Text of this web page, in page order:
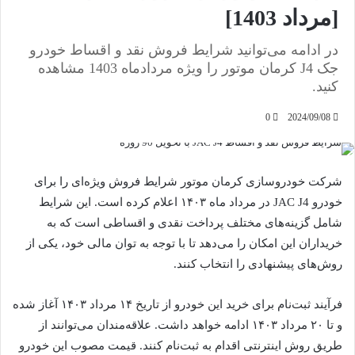
[مرداد 1403]
در ادامه می‌توانید شرایط فروش نقد و اقساط خودرو
جک J4 کرمان موتور را ویژه مردادماه 1403 مشاهده
کنید.
2024/09/08
0
شرکت خودروسازی کرمان موتور شرایط فروش ویژه‌ای را برای
خودرو JAC J4 در مرداد ماه ۱۴۰۳ اعلام کرده است. این شرایط
شامل گزینه‌های مختلف پرداخت نقدی و اقساطی است که به
خریداران این امکان را می‌دهد تا با توجه به توان مالی خود، یکی از
روش‌های پیشنهادی را انتخاب کنند.
فرآیند ثبت‌نام برای خرید این خودرو از تاریخ ۱۴ مرداد ۱۴۰۳ آغاز شده
و تا ۲۰ مرداد ۱۴۰۳ ادامه خواهد داشت. علاقه‌مندان می‌توانند از
طریق روش اینترنتی اقدام به ثبت‌نام کنند. قیمت مصوب این خودرو